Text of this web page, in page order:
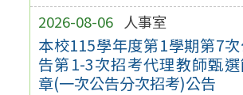
2026-08-06 人事室
本校115學年度第1學期第7
告第1-3次招考代理教師甄選
章(一次公告分次招考)公告